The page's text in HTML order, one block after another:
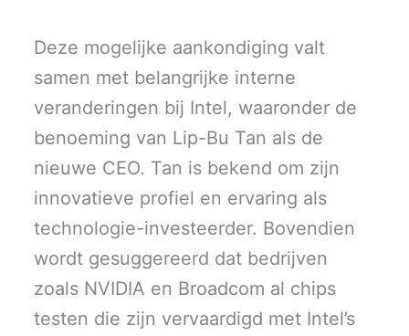
Deze mogelijke aankondiging valt
samen met belangrijke interne
veranderingen bij Intel, waaronder de
benoeming van Lip-Bu Tan als de
nieuwe CEO. Tan is bekend om zijn
innovatieve profiel en ervaring als
technologie-investeerder. Bovendien
wordt gesuggereerd dat bedrijven
zoals NVIDIA en Broadcom al chips
testen die zijn vervaardigd met Intel’s